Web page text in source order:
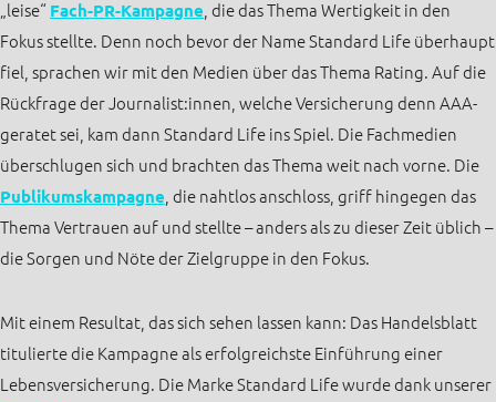
„leise“ Fach-PR-Kampagne , die das Thema Wertigkeit in den
Fokus stellte. Denn noch bevor der Name Standard Life überhaupt
fiel, sprachen wir mit den Medien über das Thema Rating. Auf die
Rückfrage der Journalist:innen, welche Versicherung denn AAA-
geratet sei, kam dann Standard Life ins Spiel. Die Fachmedien
überschlugen sich und brachten das Thema weit nach vorne. Die
Publikumskampagne , die nahtlos anschloss, griff hingegen das
Thema Vertrauen auf und stellte – anders als zu dieser Zeit üblich –
die Sorgen und Nöte der Zielgruppe in den Fokus.
Mit einem Resultat, das sich sehen lassen kann: Das Handelsblatt
titulierte die Kampagne als erfolgreichste Einführung einer
Lebensversicherung. Die Marke Standard Life wurde dank unserer